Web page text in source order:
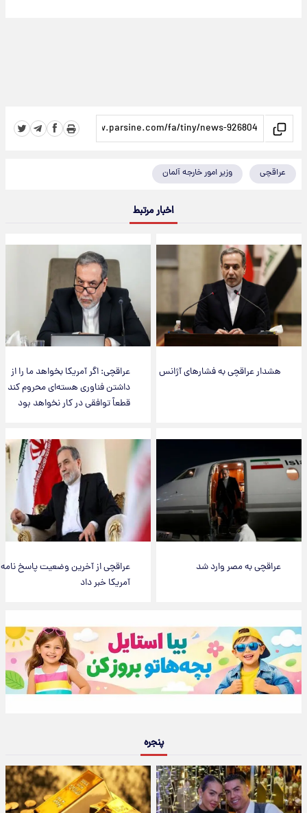
عراقچی وزیر امور خارجه آلمان
اخبار مرتبط
هشدار عراقچی به فشارهای آژانس
عراقچی: اگر آمریکا بخواهد ما را از
داشتن فناوری هسته‌ای محروم کند
قطعاً توافقی در کار نخواهد بود
عراقچی به مصر وارد شد
عراقچی از آخرین وضعیت پاسخ نامه
آمریکا خبر داد
پنجره